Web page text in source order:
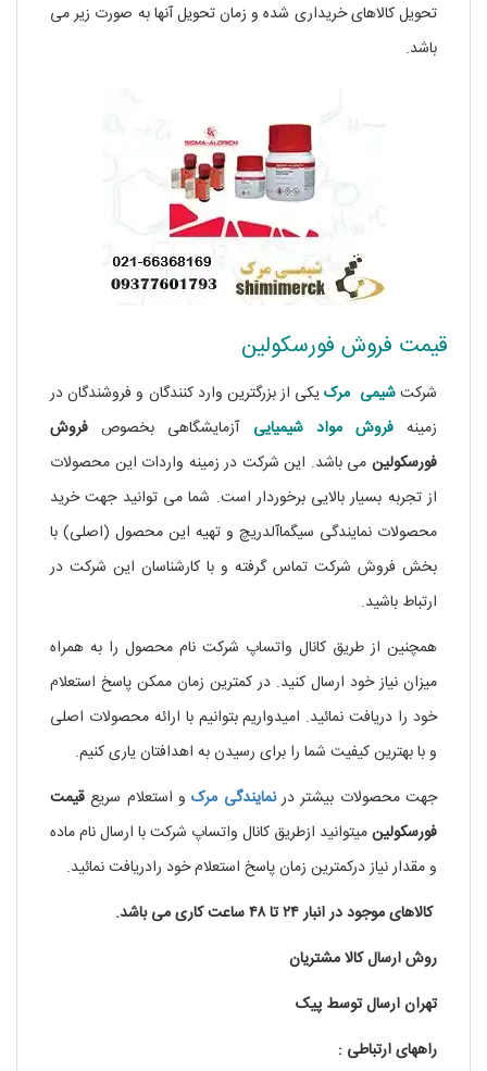
تحویل کالاهای خریداری شده و زمان تحویل آنها به صورت زیر می
باشد.
قیمت فروش فورسکولین
شرکتشیمی مرکیکی از بزرگترین وارد کنندگان و فروشندگان در
زمینهفروش مواد شیمیایی آزمایشگاهی بخصوص فروش
فورسکولین می باشد. این شرکت در زمینه واردات این محصولات
از تجربه بسیار بالایی برخوردار است. شما می توانید جهت خرید
محصولات نمایندگی سیگماآلدریچ و تهیه این محصول (اصلی) با
بخش فروش شرکت تماس گرفته و با کارشناسان این شرکت در
ارتباط باشید.
همچنین از طریق کانال واتساپ شرکت نام محصول را به همراه
میزان نیاز خود ارسال کنید. در کمترین زمان ممکن پاسخ استعلام
خود را دریافت نمائید. امیدواریم بتوانیم با ارائه محصولات اصلی
و با بهترین کیفیت شما را برای رسیدن به اهدافتان یاری کنیم.
جهت محصولات بیشتر درنمایندگی مرکو استعلام سریع قیمت
فورسکولینمیتوانید ازطریق کانال واتساپ شرکت با ارسال نام ماده
و مقدار نیاز درکمترین زمان پاسخ استعلام خود رادریافت نمائید.
کالاهای موجود در انبار ۲۴ تا ۴۸ ساعت کاری می باشد.
روش ارسال کالا مشتریان
تهران ارسال توسط پیک
راههای ارتباطی :